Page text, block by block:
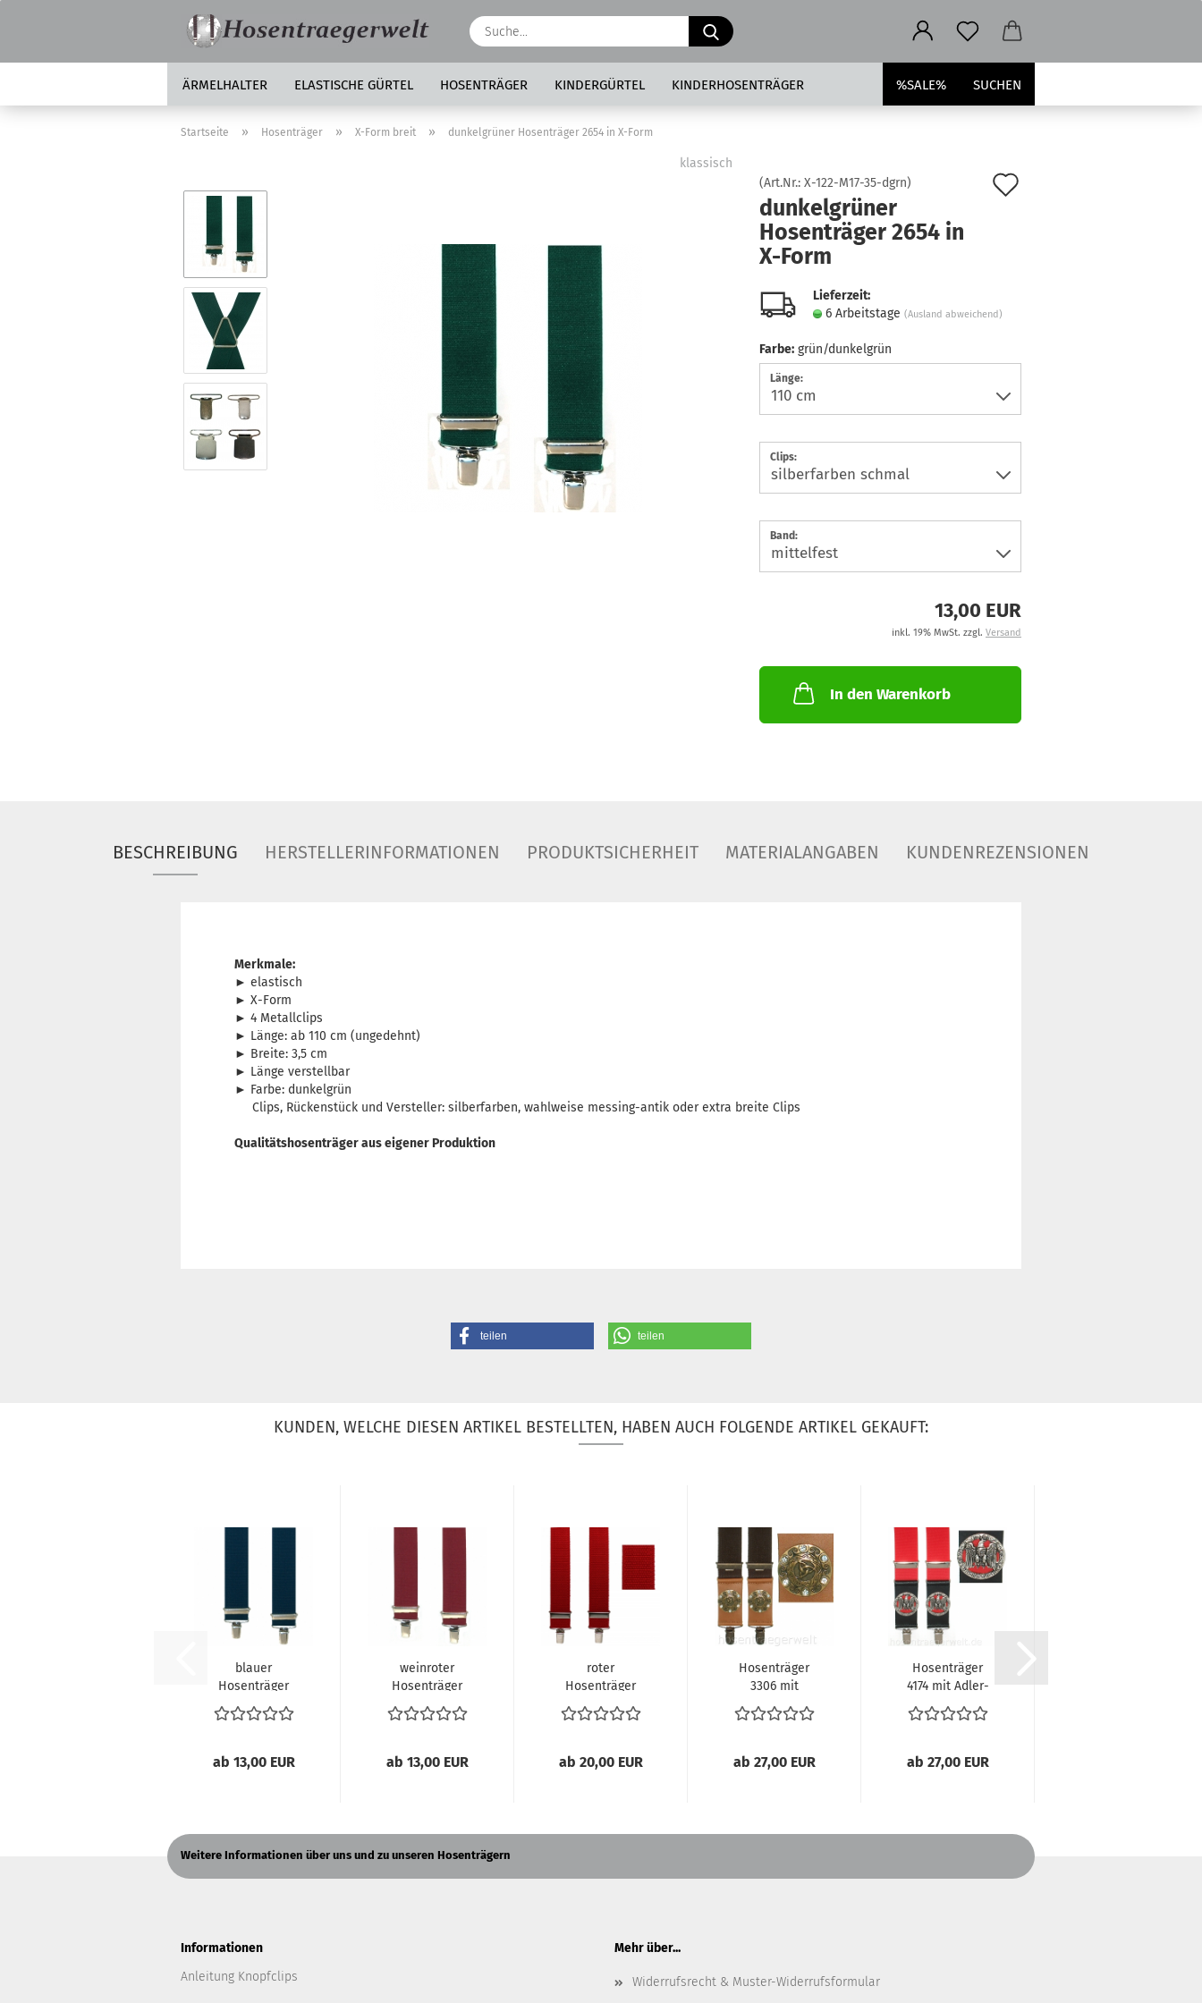
Suche...
ÄRMELHALTER ELASTISCHE GÜRTEL HOSENTRÄGER KINDERGÜRTEL KINDERHOSENTRÄGER %SALE% SUCHEN
Startseite » Hosenträger » X-Form breit » dunkelgrüner Hosenträger 2654 in X-Form
klassisch
(Art.Nr.: X-122-M17-35-dgrn)
dunkelgrüner
Hosenträger 2654 in
X-Form
Lieferzeit:
6 Arbeitstage (Ausland abweichend)
Farbe: grün/dunkelgrün
Länge:
Clips:
Band:
13,00 EUR
inkl. 19% MwSt. zzgl. Versand
In den Warenkorb
BESCHREIBUNG HERSTELLERINFORMATIONEN PRODUKTSICHERHEIT MATERIALANGABEN KUNDENREZENSIONEN
Merkmale:
► elastisch
► X-Form
► 4 Metallclips
► Länge: ab 110 cm (ungedehnt)
► Breite: 3,5 cm
► Länge verstellbar
► Farbe: dunkelgrün
Clips, Rückenstück und Versteller: silberfarben, wahlweise messing-antik oder extra breite Clips
Qualitätshosenträger aus eigener Produktion
teilen teilen
KUNDEN, WELCHE DIESEN ARTIKEL BESTELLTEN, HABEN AUCH FOLGENDE ARTIKEL GEKAUFT:
blauer
Hosenträger
2656 in X-Form
ab 13,00 EUR
weinroter
Hosenträger
2662 in X-Form
ab 13,00 EUR
roter
Hosenträger
4803 in fester
Qualität...
ab 20,00 EUR
Hosenträger
3306 mit
Ziernieten
"Sternenring"...
ab 27,00 EUR
Hosenträger
4174 mit Adler-
Wappen
ab 27,00 EUR
Weitere Informationen über uns und zu unseren Hosenträgern
Informationen
Anleitung Knopfclips
Mehr über...
Widerrufsrecht & Muster-Widerrufsformular